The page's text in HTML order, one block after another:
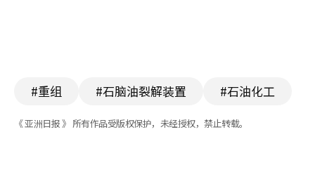
#重组 #石脑油裂解装置 #石油化工
《 亚洲日报 》 所有作品受版权保护，未经授权，禁止转载。